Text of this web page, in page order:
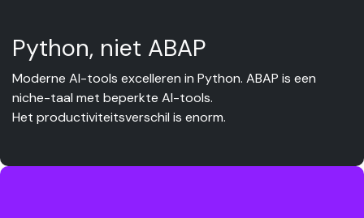
Python, niet ABAP
Moderne AI-tools excelleren in Python. ABAP is een
niche-taal met beperkte AI-tools.
Het productiviteitsverschil is enorm.